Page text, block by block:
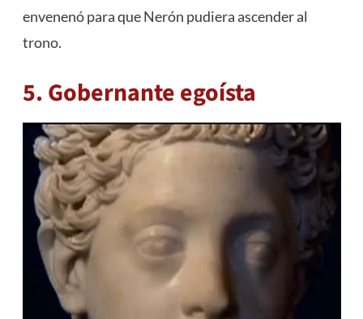
envenenó para que Nerón pudiera ascender al
trono.
5. Gobernante egoísta